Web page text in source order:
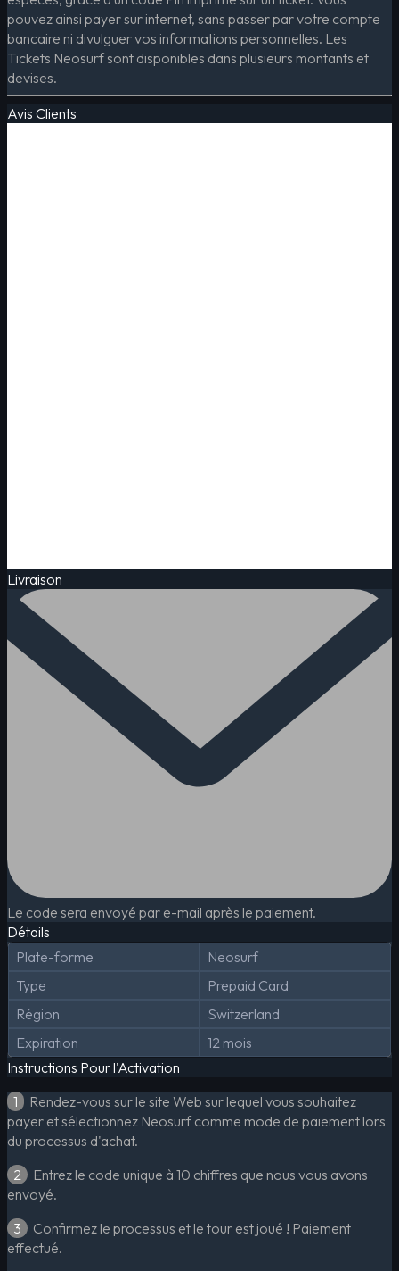
pouvez ainsi payer sur internet, sans passer par votre compte
bancaire ni divulguer vos informations personnelles. Les
Tickets Neosurf sont disponibles dans plusieurs montants et
devises.
Avis Clients
Livraison
Le code sera envoyé par e-mail après le paiement.
Détails
Plate-forme
Neosurf
Type
Prepaid Card
Région
Switzerland
Expiration
12 mois
Instructions Pour l'Activation
1
Rendez-vous sur le site Web sur lequel vous souhaitez
payer et sélectionnez Neosurf comme mode de paiement lors
du processus d'achat.
2
Entrez le code unique à 10 chiffres que nous vous avons
envoyé.
3
Confirmez le processus et le tour est joué ! Paiement
effectué.